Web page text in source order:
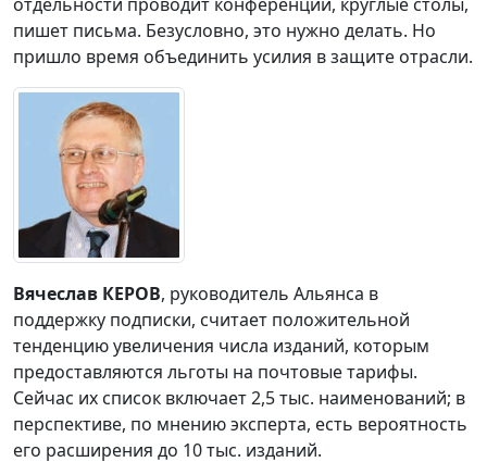
пишет письма. Безусловно, это нужно делать. Но
пришло время объединить усилия в защите отрасли.
Вячеслав КЕРОВ, руководитель Альянса в
поддержку подписки, считает положительной
тенденцию увеличения числа изданий, которым
предоставляются льготы на почтовые тарифы.
Сейчас их список включает 2,5 тыс. наименований; в
перспективе, по мнению эксперта, есть вероятность
его расширения до 10 тыс. изданий.